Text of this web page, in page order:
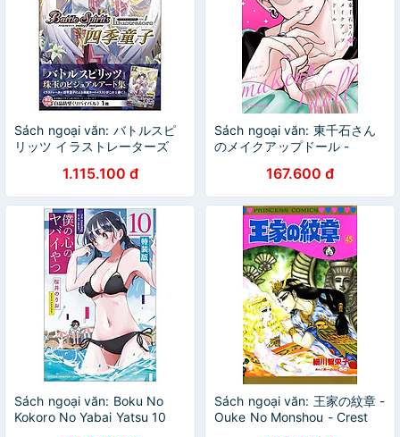
Sách ngoại văn: バトルスピ
リッツ イラストレーターズ
ILLUSTRATORS 1 SHIKI
DOUJI
1.115.100 đ
Sách ngoại văn: 東千石さん
のメイクアップドール -
Make-Up Doll 5
167.600 đ
Sách ngoại văn: Boku No
Kokoro No Yabai Yatsu 10
Sách ngoại văn: 王家の紋章 -
Ouke No Monshou - Crest